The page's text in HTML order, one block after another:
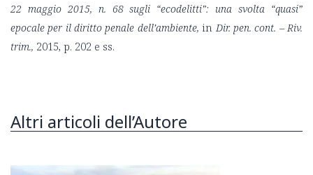
22 maggio 2015, n. 68 sugli “ecodelitti”: una svolta “quasi”
epocale per il diritto penale dell’ambiente, in Dir. pen. cont. – Riv.
trim., 2015, p. 202 e ss.
Altri articoli dell’Autore